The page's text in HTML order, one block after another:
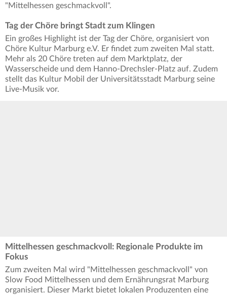
"Mittelhessen geschmackvoll".
Tag der Chöre bringt Stadt zum Klingen
Ein großes Highlight ist der Tag der Chöre, organisiert von
Chöre Kultur Marburg e.V. Er findet zum zweiten Mal statt.
Mehr als 20 Chöre treten auf dem Marktplatz, der
Wasserscheide und dem Hanno-Drechsler-Platz auf. Zudem
stellt das Kultur Mobil der Universitätsstadt Marburg seine
Live-Musik vor.
Mittelhessen geschmackvoll: Regionale Produkte im
Fokus
Zum zweiten Mal wird "Mittelhessen geschmackvoll" von
Slow Food Mittelhessen und dem Ernährungsrat Marburg
organisiert. Dieser Markt bietet lokalen Produzenten eine